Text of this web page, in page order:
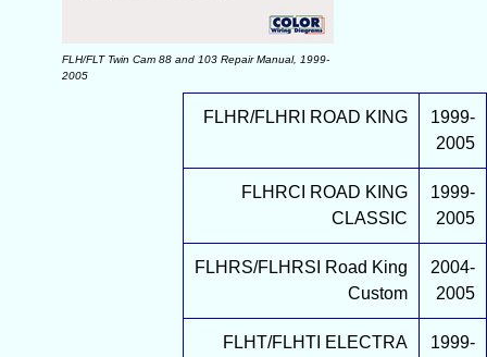
FLH/FLT Twin Cam 88 and 103 Repair Manual, 1999-
2005
FLHR/FLHRI ROAD KING
1999-
2005
FLHRCI ROAD KING
CLASSIC
1999-
2005
FLHRS/FLHRSI Road King
Custom
2004-
2005
FLHT/FLHTI ELECTRA
1999-